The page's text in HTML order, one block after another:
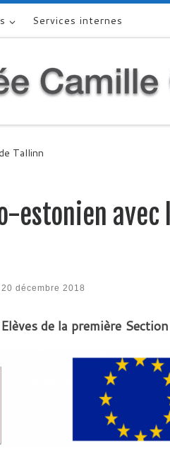
Services internes
Tallinn
estonien avec
20 décembre 2018
Elèves de la première